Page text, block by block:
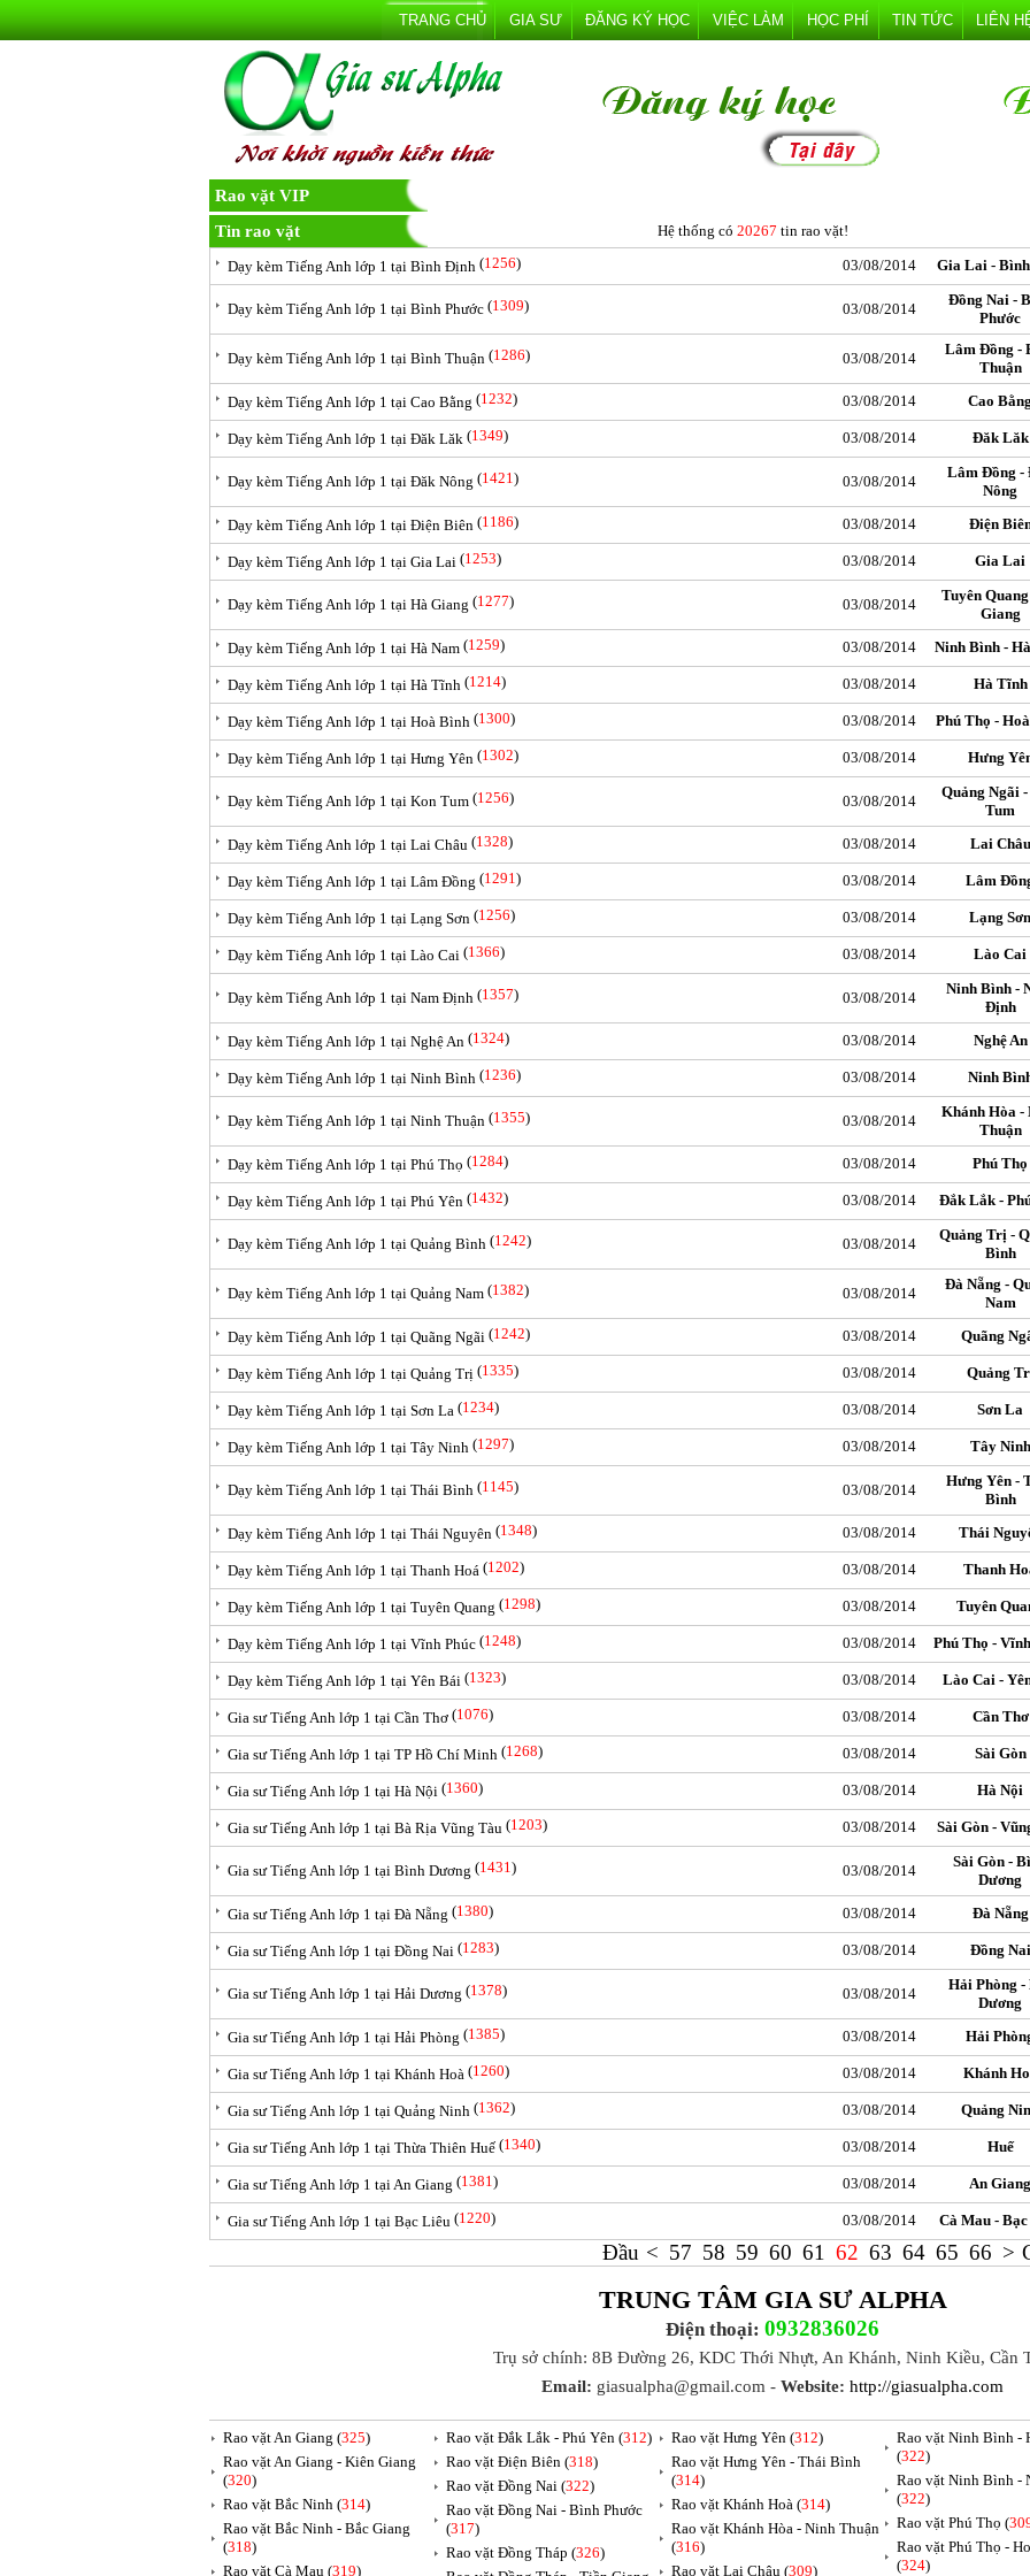
TRANG CHỦ GIA SƯ ĐĂNG KÝ HỌC VIỆC LÀM HỌC PHÍ TIN TỨC LIÊN
Rao vặt VIP
Tin rao vặt
Hệ thống có 20267 tin rao vặt!
Dạy kèm Tiếng Anh lớp 1 tại Bình Định (1256) 03/08/2014 Gia Lai -
Dạy kèm Tiếng Anh lớp 1 tại Bình Phước (1309) 03/08/2014
Đồng Nai -
Phước
Dạy kèm Tiếng Anh lớp 1 tại Bình Thuận (1286) 03/08/2014
Lâm Đồng -
Thuận
Dạy kèm Tiếng Anh lớp 1 tại Cao Bằng (1232) 03/08/2014 Cao Bằng
Dạy kèm Tiếng Anh lớp 1 tại Đăk Lăk (1349) 03/08/2014 Đăk Lăk
Dạy kèm Tiếng Anh lớp 1 tại Đăk Nông (1421) 03/08/2014
Lâm Đồng -
Nông
Dạy kèm Tiếng Anh lớp 1 tại Điện Biên (1186) 03/08/2014 Điện
Dạy kèm Tiếng Anh lớp 1 tại Gia Lai (1253) 03/08/2014 Gia Lai
Dạy kèm Tiếng Anh lớp 1 tại Hà Giang (1277) 03/08/2014
Tuyên
Giang
Dạy kèm Tiếng Anh lớp 1 tại Hà Nam (1259) 03/08/2014 Ninh Bình -
Dạy kèm Tiếng Anh lớp 1 tại Hà Tĩnh (1214) 03/08/2014 Hà Tĩnh
Dạy kèm Tiếng Anh lớp 1 tại Hoà Bình (1300) 03/08/2014 Phú Thọ -
Dạy kèm Tiếng Anh lớp 1 tại Hưng Yên (1302) 03/08/2014 Hưng
Dạy kèm Tiếng Anh lớp 1 tại Kon Tum (1256) 03/08/2014
Quảng Ngãi
Tum
Dạy kèm Tiếng Anh lớp 1 tại Lai Châu (1328) 03/08/2014 Lai Châu
Dạy kèm Tiếng Anh lớp 1 tại Lâm Đồng (1291) 03/08/2014 Lâm
Dạy kèm Tiếng Anh lớp 1 tại Lạng Sơn (1256) 03/08/2014 Lạng Sơn
Dạy kèm Tiếng Anh lớp 1 tại Lào Cai (1366) 03/08/2014 Lào Cai
Dạy kèm Tiếng Anh lớp 1 tại Nam Định (1357) 03/08/2014
Ninh Bình -
Định
Dạy kèm Tiếng Anh lớp 1 tại Nghệ An (1324) 03/08/2014 Nghệ An
Dạy kèm Tiếng Anh lớp 1 tại Ninh Bình (1236) 03/08/2014 Ninh
Dạy kèm Tiếng Anh lớp 1 tại Ninh Thuận (1355) 03/08/2014
Khánh Hòa -
Thuận
Dạy kèm Tiếng Anh lớp 1 tại Phú Thọ (1284) 03/08/2014 Phú Thọ
Dạy kèm Tiếng Anh lớp 1 tại Phú Yên (1432) 03/08/2014 Đắk Lắk -
Dạy kèm Tiếng Anh lớp 1 tại Quảng Bình (1242) 03/08/2014
Quảng Trị -
Bình
Dạy kèm Tiếng Anh lớp 1 tại Quảng Nam (1382) 03/08/2014
Đà Nẵng -
Nam
Dạy kèm Tiếng Anh lớp 1 tại Quãng Ngãi (1242) 03/08/2014 Quãng
Dạy kèm Tiếng Anh lớp 1 tại Quảng Trị (1335) 03/08/2014 Quảng
Dạy kèm Tiếng Anh lớp 1 tại Sơn La (1234) 03/08/2014 Sơn La
Dạy kèm Tiếng Anh lớp 1 tại Tây Ninh (1297) 03/08/2014 Tây Ninh
Dạy kèm Tiếng Anh lớp 1 tại Thái Bình (1145) 03/08/2014
Hưng Yên -
Bình
Dạy kèm Tiếng Anh lớp 1 tại Thái Nguyên (1348) 03/08/2014 Thái
Dạy kèm Tiếng Anh lớp 1 tại Thanh Hoá (1202) 03/08/2014 Thanh
Dạy kèm Tiếng Anh lớp 1 tại Tuyên Quang (1298) 03/08/2014 Tuyên
Dạy kèm Tiếng Anh lớp 1 tại Vĩnh Phúc (1248) 03/08/2014 Phú Thọ -
Dạy kèm Tiếng Anh lớp 1 tại Yên Bái (1323) 03/08/2014 Lào Cai -
Gia sư Tiếng Anh lớp 1 tại Cần Thơ (1076) 03/08/2014 Cần Thơ
Gia sư Tiếng Anh lớp 1 tại TP Hồ Chí Minh (1268) 03/08/2014 Sài Gòn
Gia sư Tiếng Anh lớp 1 tại Hà Nội (1360) 03/08/2014 Hà Nội
Gia sư Tiếng Anh lớp 1 tại Bà Rịa Vũng Tàu (1203) 03/08/2014 Sài Gòn -
Gia sư Tiếng Anh lớp 1 tại Bình Dương (1431) 03/08/2014
Sài Gòn -
Dương
Gia sư Tiếng Anh lớp 1 tại Đà Nẵng (1380) 03/08/2014 Đà Nẵng
Gia sư Tiếng Anh lớp 1 tại Đồng Nai (1283) 03/08/2014 Đồng Nai
Gia sư Tiếng Anh lớp 1 tại Hải Dương (1378) 03/08/2014
Hải Phòng -
Dương
Gia sư Tiếng Anh lớp 1 tại Hải Phòng (1385) 03/08/2014 Hải
Gia sư Tiếng Anh lớp 1 tại Khánh Hoà (1260) 03/08/2014 Khánh
Gia sư Tiếng Anh lớp 1 tại Quảng Ninh (1362) 03/08/2014 Quảng
Gia sư Tiếng Anh lớp 1 tại Thừa Thiên Huế (1340) 03/08/2014 Huế
Gia sư Tiếng Anh lớp 1 tại An Giang (1381) 03/08/2014 An Giang
Gia sư Tiếng Anh lớp 1 tại Bạc Liêu (1220) 03/08/2014 Cà Mau -
Đầu < 57 58 59 60 61 62 63 64 65 66 >
TRUNG TÂM GIA SƯ ALPHA
Điện thoại: 0932836026
Trụ sở chính: 8B Đường 26, KDC Thới Nhựt, An Khánh, Ninh Kiều, Cần
Email: giasualpha@gmail.com - Website: http://giasualpha.com
Rao vặt An Giang (325)
Rao vặt An Giang - Kiên Giang
(320)
Rao vặt Bắc Ninh (314)
Rao vặt Bắc Ninh - Bắc Giang
(318)
Rao vặt Cà Mau (319)
Rao vặt Đắk Lắk - Phú Yên (312)
Rao vặt Điện Biên (318)
Rao vặt Đồng Nai (322)
Rao vặt Đồng Nai - Bình Phước
(317)
Rao vặt Đồng Tháp (326)
Rao vặt Hưng Yên (312)
Rao vặt Hưng Yên - Thái Bình
(314)
Rao vặt Khánh Hoà (314)
Rao vặt Khánh Hòa - Ninh Thuận
(316)
Rao vặt Lai Châu (309)
Rao vặt Ninh Bình -
(322)
Rao vặt Ninh Bình -
(322)
Rao vặt Phú Thọ (
Rao vặt Phú Thọ -
(324)